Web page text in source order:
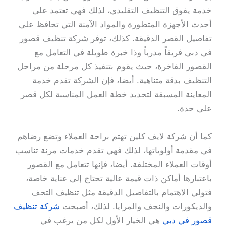
خدمة يفوق التنظيف التقليدي، لذلك فهي تعتمد على
أحدث الأجهزة المتطورة والمواد الآمنة التي تحافظ على
تفاصيل القصر الدقيقة. كذلك، توفر شركة تنظيف قصور
في دبي فريقاً مدرباً وذا خبرة طويلة في التعامل مع
القصور الفاخرة، حيث يقوم بتنفيذ كل مرحلة من مراحل
التنظيف بدقة متناهية. أيضا، فإن الشركة تقدم خدمة
المعاينة المسبقة لتحديد خطة العمل المناسبة لكل قصر
على حدة.
كما أن شركة لايف كلين تهتم براحة العملاء وتضع رضاهم
في مقدمة أولوياتها، لذلك فهي تقدم خدمات مرنة تناسب
أوقات العملاء المختلفة. أيضا، فإنها تتعامل مع القصور
باعتبارها أماكن ذات قيمة عالية تحتاج إلى عناية خاصة،
فتولي الاهتمام بالتفاصيل الدقيقة مثل تنظيف التحف
والديكورات والنجف والمرايا. لذلك، أصبحت شركة تنظيف
قصور في دبي هي الخيار الأول لكل من يرغب في